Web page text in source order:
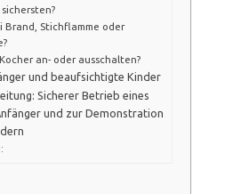
Brand, Stichflamme oder
an- oder ausschalten?
und beaufsichtigte Kinder
Sicherer Betrieb eines
und zur Demonstration